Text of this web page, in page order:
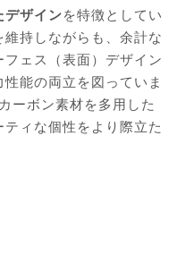
デザインを特徴としてい
持しながらも、余計な
ェス（表面）デザイン
能の両立を図っていま
ーボン素材を多用した
ィな個性をより際立た